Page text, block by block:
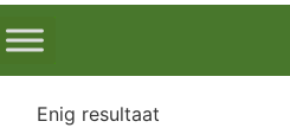
Enig resultaat